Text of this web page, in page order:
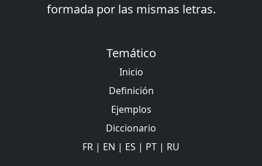
formada por las mismas letras.
Temático
Inicio
Definición
Ejemplos
Diccionario
FR | EN | ES | PT | RU